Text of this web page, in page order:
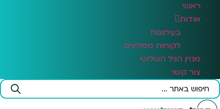
ראשי
אודות
בעיתונות
לקוחות ממליצים
מגזין הגיל השלישי
צור קשר
Search
...